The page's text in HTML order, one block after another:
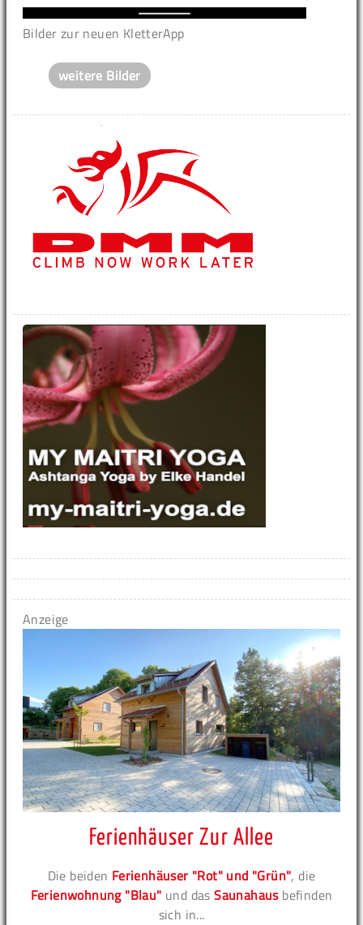
Bilder zur neuen KletterApp
weitere Bilder
Anzeige
Ferienhäuser Zur Allee
Die beiden Ferienhäuser "Rot" und "Grün", die
Ferienwohnung "Blau" und dasSaunahausbefinden
sich in...